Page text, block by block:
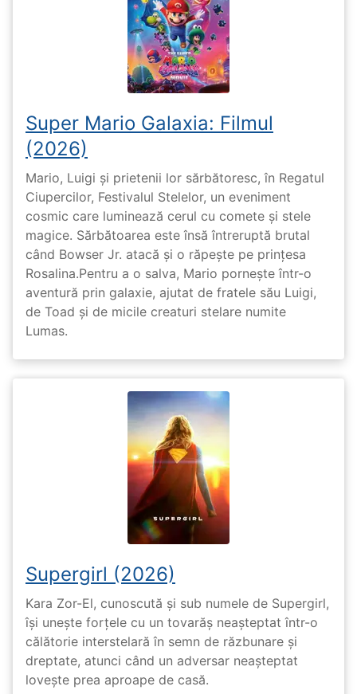
Super Mario Galaxia: Filmul
(2026)
Mario, Luigi și prietenii lor sărbătoresc, în Regatul
Ciupercilor, Festivalul Stelelor, un eveniment
cosmic care luminează cerul cu comete și stele
magice. Sărbătoarea este însă întreruptă brutal
când Bowser Jr. atacă și o răpește pe prinţesa
Rosalina.Pentru a o salva, Mario pornește într-o
aventură prin galaxie, ajutat de fratele său Luigi,
de Toad și de micile creaturi stelare numite
Lumas.
Supergirl (2026)
Kara Zor-El, cunoscută și sub numele de Supergirl,
își unește forțele cu un tovarăș neașteptat într-o
călătorie interstelară în semn de răzbunare și
dreptate, atunci când un adversar neașteptat
lovește prea aproape de casă.